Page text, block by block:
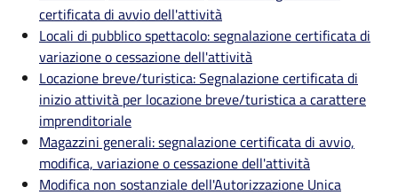
certificata di avvio dell'attività
Locali di pubblico spettacolo: segnalazione certificata di
variazione o cessazione dell'attività
Locazione breve/turistica: Segnalazione certificata di
inizio attività per locazione breve/turistica a carattere
imprenditoriale
Magazzini generali: segnalazione certificata di avvio,
modifica, variazione o cessazione dell'attività
Modifica non sostanziale dell'Autorizzazione Unica